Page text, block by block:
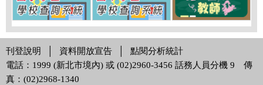
刊登說明 資料開放宣告
點閱分析統計
電話：1999 (新北市境內) 或 (02)2960-3456 話務人員分機 9 傳
真：(02)2968-1340